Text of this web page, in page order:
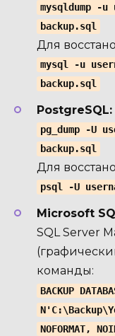
mysqldump -u
backup.sql
Для
mysql -u
backup.sql
PostgreSQL:
pg_dump -U
backup.sql
Для
psql -U
Microsoft
SQL Server
команды:
BACKUP
NOFORMAT,